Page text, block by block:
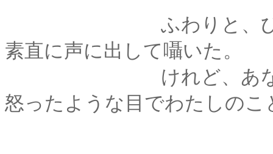
ふわりと、ひとつの
素直に声に出して囁いた。
けれど、あなたは何
怒ったような目でわたしのこ